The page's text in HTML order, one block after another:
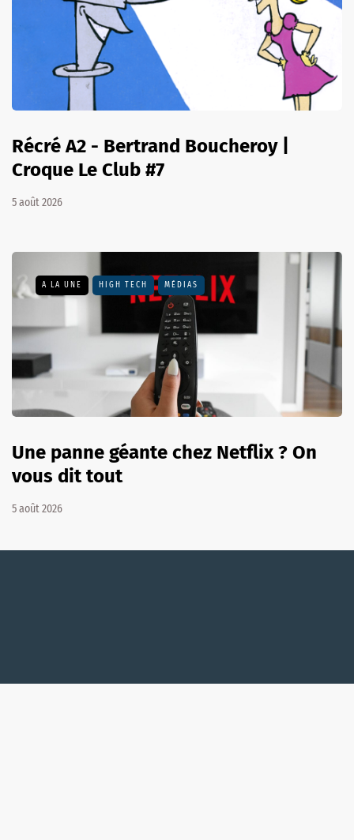
Récré A2 - Bertrand Boucheroy |
Croque Le Club #7
5 août 2026
A LA UNE HIGH TECH MÉDIAS
Une panne géante chez Netflix ? On
vous dit tout
5 août 2026